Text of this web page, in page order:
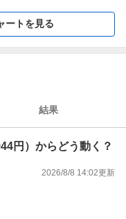
ートを見る
結果
円）からどう動く？
2026/8/8 14:02更新